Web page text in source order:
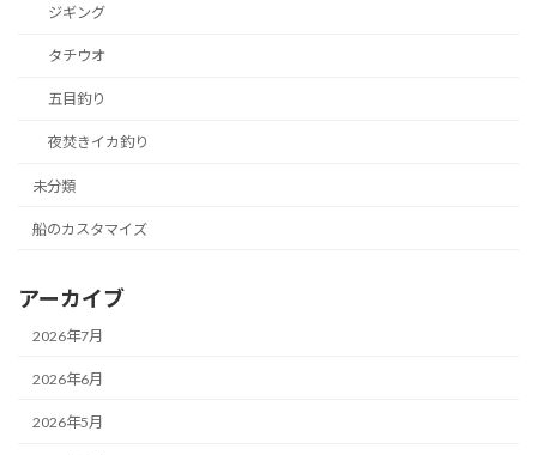
ジギング
タチウオ
五目釣り
夜焚きイカ釣り
未分類
船のカスタマイズ
アーカイブ
2026年7月
2026年6月
2026年5月